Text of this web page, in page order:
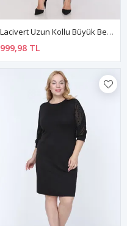
Lacivert Uzun Kollu Büyük Beden Elbise 12C-0787
999,98 TL